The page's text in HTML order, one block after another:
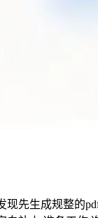
先生成规整的